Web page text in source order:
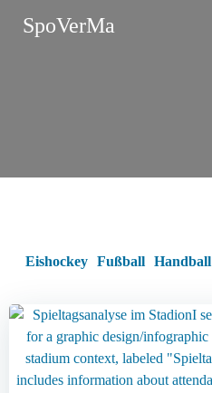
SpoVerMa
Eishockey Fußball Handball